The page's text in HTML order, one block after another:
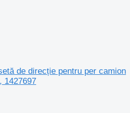
de direcție pentru per camion
1427697